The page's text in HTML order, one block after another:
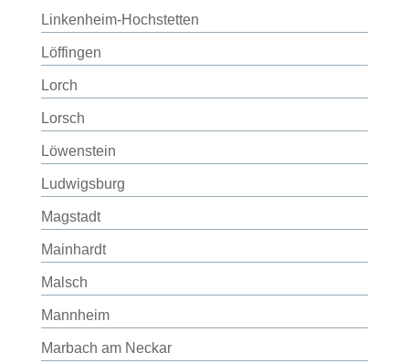
Linkenheim-Hochstetten
Löffingen
Lorch
Lorsch
Löwenstein
Ludwigsburg
Magstadt
Mainhardt
Malsch
Mannheim
Marbach am Neckar